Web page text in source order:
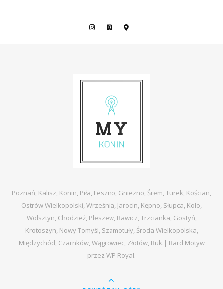
Poznań, Kalisz, Konin, Piła, Leszno, Gniezno, Śrem, Turek, Kościan,
Ostrów Wielkopolski, Września, Jarocin, Kępno, Słupca, Koło,
Wolsztyn, Chodzież, Pleszew, Rawicz, Trzcianka, Gostyń,
Krotoszyn, Nowy Tomyśl, Szamotuły, Środa Wielkopolska,
Międzychód, Czarnków, Wągrowiec, Złotów, Buk.| Bard Motyw
przez WP Royal.